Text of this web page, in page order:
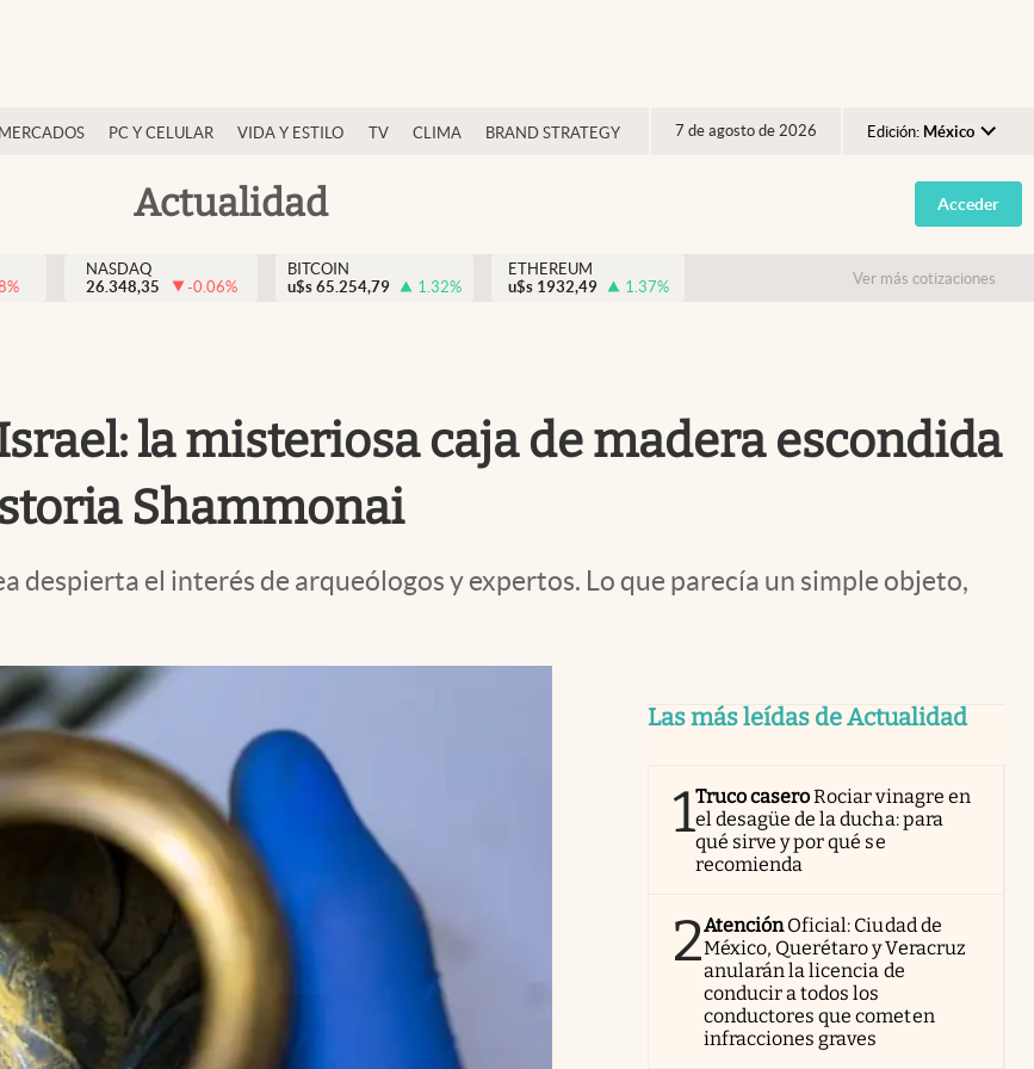
PC Y CELULAR VIDA Y ESTILO TV CLIMA BRAND STRATEGY 7 de agosto de 2026 Edición: México
Argentina
España
USA
Actualidad Acceder
%
NASDAQ
26.348,35
-0.06%
BITCOIN
u$s 65.254,79 1.32%
ETHEREUM
u$s 1932,49 1.37% Ver más cotizaciones
la misteriosa caja de madera escondida
Shammonai
despierta el interés de arqueólogos y expertos. Lo que parecía un simple objeto,
Las más leídas de Actualidad
1Truco caseroRociar vinagre en
el desagüe de la ducha: para
qué sirve y por qué se
recomienda
2AtenciónOficial: Ciudad de
México, Querétaro y Veracruz
anularán la licencia de
conducir a todos los
conductores que cometen
infracciones graves